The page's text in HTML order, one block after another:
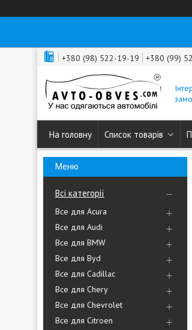
+380 (98) 522-19-19 +380 (99)
На головну Список товарів
Всі категорії
Все для Acura
Все для Audi
Все для BMW
Все для Byd
Все для Cadillac
Все для Chery
Все для Chevrolet
Все для Citroen